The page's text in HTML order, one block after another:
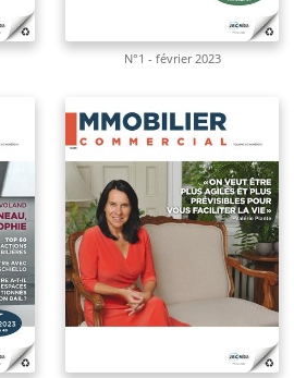
N°1 - février 2023